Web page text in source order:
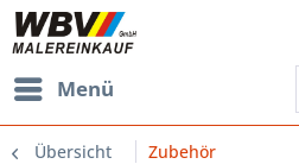
Menü
Übersicht Zubehör